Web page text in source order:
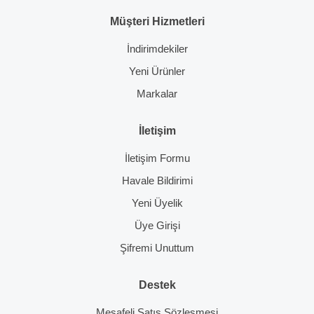
Müşteri Hizmetleri
İndirimdekiler
Yeni Ürünler
Markalar
İletişim
İletişim Formu
Havale Bildirimi
Yeni Üyelik
Üye Girişi
Şifremi Unuttum
Destek